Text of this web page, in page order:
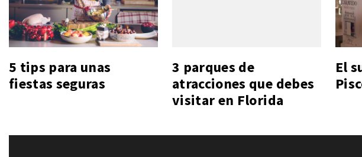
5 tips para unas
fiestas seguras
3 parques de
atracciones que debes
visitar en Florida
El